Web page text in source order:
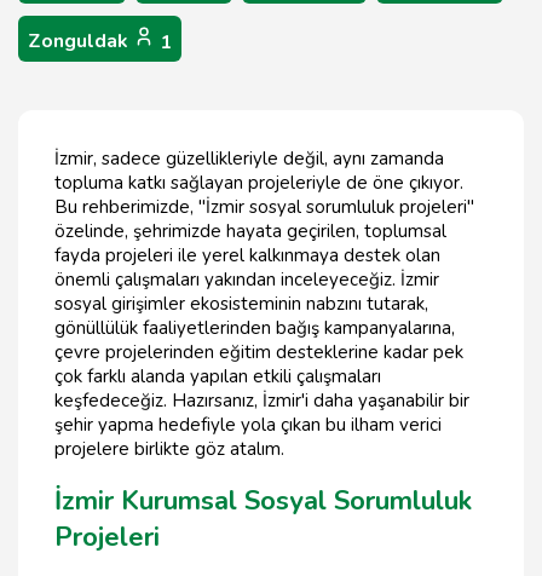
Zonguldak 1
İzmir, sadece güzellikleriyle değil, aynı zamanda
topluma katkı sağlayan projeleriyle de öne çıkıyor.
Bu rehberimizde, "İzmir sosyal sorumluluk projeleri"
özelinde, şehrimizde hayata geçirilen, toplumsal
fayda projeleri ile yerel kalkınmaya destek olan
önemli çalışmaları yakından inceleyeceğiz. İzmir
sosyal girişimler ekosisteminin nabzını tutarak,
gönüllülük faaliyetlerinden bağış kampanyalarına,
çevre projelerinden eğitim desteklerine kadar pek
çok farklı alanda yapılan etkili çalışmaları
keşfedeceğiz. Hazırsanız, İzmir'i daha yaşanabilir bir
şehir yapma hedefiyle yola çıkan bu ilham verici
projelere birlikte göz atalım.
İzmir Kurumsal Sosyal Sorumluluk
Projeleri